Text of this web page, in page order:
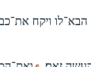
הבא־לו ויקח